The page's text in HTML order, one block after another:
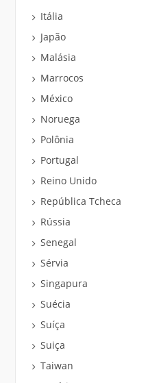
Itália
Japão
Malásia
Marrocos
México
Noruega
Polônia
Portugal
Reino Unido
República Tcheca
Rússia
Senegal
Sérvia
Singapura
Suécia
Suíça
Suiça
Taiwan